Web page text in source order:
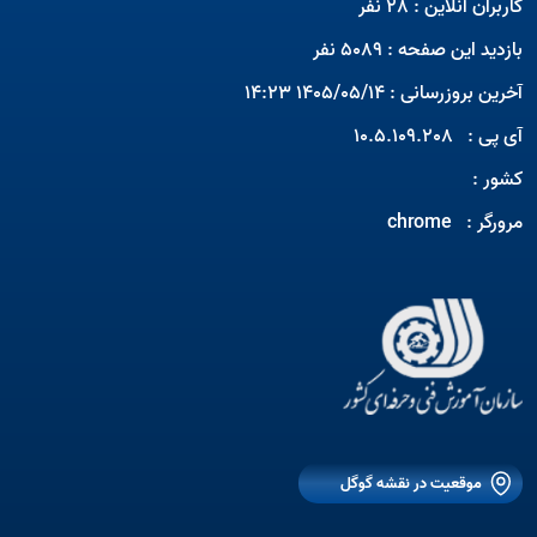
Open
Open
کاربران آنلاین : 28 نفر
بازدید این صفحه : 5089 نفر
آخرین بروزرسانی : 1405/05/14 14:23
آی پی : 10.5.109.208
کشور :
مرورگر : chrome
موقعیت در نقشه گوگل